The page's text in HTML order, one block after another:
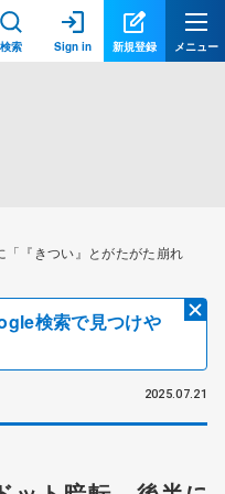
検索 Sign in 新規登録 メニュー
『きつい』とがたがた崩れ
検索で見つけや
2025.07.21